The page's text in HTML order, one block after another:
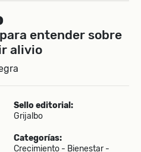
entender sobre
alivio
Sello editorial:
Grijalbo
Categorías:
Crecimiento - Bienestar -